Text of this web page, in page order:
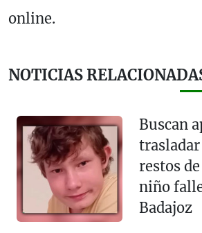
online.
NOTICIAS
Buscan
restos
niño
Badajoz